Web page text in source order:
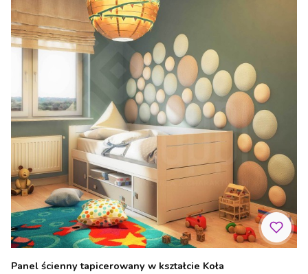
Panel ścienny tapicerowany w kształcie Koła